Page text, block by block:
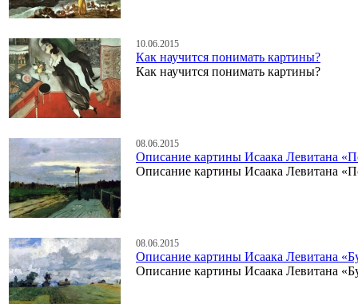
10.06.2015
Как научится понимать картины?
Как научится понимать картины?
08.06.2015
Описание картины Исаака Левитана
Описание картины Исаака Левитана
08.06.2015
Описание картины Исаака Левитана
Описание картины Исаака Левитана